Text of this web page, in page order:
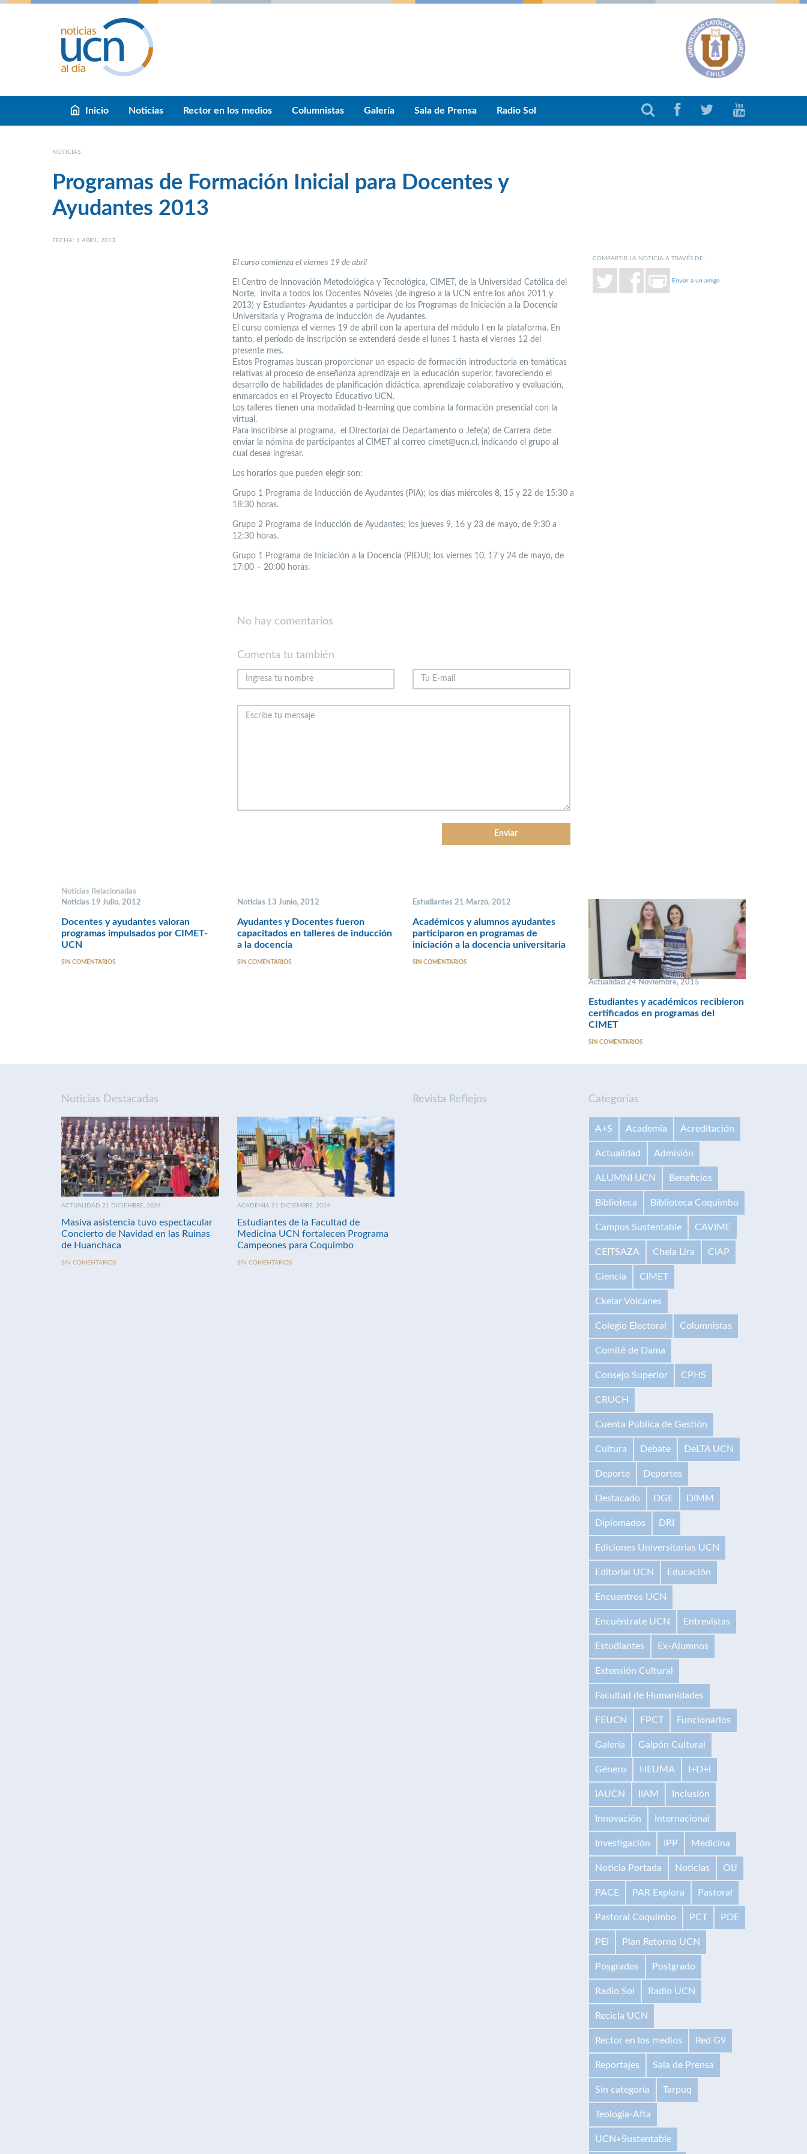
Inicio Noticias Rector en los medios Columnistas Galería Sala de Prensa Radio Sol
NOTICIAS
Programas de Formación Inicial para Docentes y
Ayudantes 2013
FECHA: 1 ABRIL, 2013
El curso comienza el viernes 19 de abril
El Centro de Innovación Metodológica y Tecnológica, CIMET, de la Universidad Católica del
Norte, invita a todos los Docentes Nóveles (de ingreso a la UCN entre los años 2011 y
2013) y Estudiantes-Ayudantes a participar de los Programas de Iniciación a la Docencia
Universitaria y Programa de Inducción de Ayudantes.
El curso comienza el viernes 19 de abril con la apertura del módulo I en la plataforma. En
tanto, el período de inscripción se extenderá desde el lunes 1 hasta el viernes 12 del
presente mes.
Estos Programas buscan proporcionar un espacio de formación introductoria en temáticas
relativas al proceso de enseñanza aprendizaje en la educación superior, favoreciendo el
desarrollo de habilidades de planificación didáctica, aprendizaje colaborativo y evaluación,
enmarcados en el Proyecto Educativo UCN.
Los talleres tienen una modalidad b-learning que combina la formación presencial con la
virtual.
Para inscribirse al programa, el Director(a) de Departamento o Jefe(a) de Carrera debe
enviar la nómina de participantes al CIMET al correo cimet@ucn.cl, indicando el grupo al
cual desea ingresar.
Los horarios que pueden elegir son:
Grupo 1 Programa de Inducción de Ayudantes (PIA); los días miércoles 8, 15 y 22 de 15:30 a
18:30 horas.
Grupo 2 Programa de Inducción de Ayudantes; los jueves 9, 16 y 23 de mayo, de 9:30 a
12:30 horas.
Grupo 1 Programa de Iniciación a la Docencia (PIDU); los viernes 10, 17 y 24 de mayo, de
17:00 – 20:00 horas.
COMPARTIR LA NOTICIA A TRAVÉS DE:
Enviar a un amigo
No hay comentarios
Comenta tu también
Noticias Relacionadas
Noticias 19 Julio, 2012
Docentes y ayudantes valoran
programas impulsados por CIMET-
UCN
SIN COMENTARIOS
Noticias 13 Junio, 2012
Ayudantes y Docentes fueron
capacitados en talleres de inducción
a la docencia
SIN COMENTARIOS
Estudiantes 21 Marzo, 2012
Académicos y alumnos ayudantes
participaron en programas de
iniciación a la docencia universitaria
SIN COMENTARIOS
Actualidad 24 Noviembre, 2015
Estudiantes y académicos recibieron
certificados en programas del
CIMET
SIN COMENTARIOS
Noticias Destacadas
ACTUALIDAD 21 DICIEMBRE, 2024
Masiva asistencia tuvo espectacular
Concierto de Navidad en las Ruinas
de Huanchaca
SIN COMENTARIOS
ACADEMIA 21 DICIEMBRE, 2024
Estudiantes de la Facultad de
Medicina UCN fortalecen Programa
Campeones para Coquimbo
SIN COMENTARIOS
Revista Reflejos Categorías
A+S Academia Acreditación
Actualidad Admisión
ALUMNI UCN Beneficios
Biblioteca Biblioteca Coquimbo
Campus Sustentable CAVIME
CEITSAZA Chela Lira CIAP
Ciencia CIMET
Ckelar Volcanes
Colegio Electoral Columnistas
Comité de Dama
Consejo Superior CPHS
CRUCH
Cuenta Pública de Gestión
Cultura Debate DeLTA UCN
Deporte Deportes
Destacado DGE DIMM
Diplomados DRI
Ediciones Universitarias UCN
Editorial UCN Educación
Encuentros UCN
Encuéntrate UCN Entrevistas
Estudiantes Ex-Alumnos
Extensión Cultural
Facultad de Humanidades
FEUCN FPCT Funcionarios
Galería Galpón Cultural
Género HEUMA I+D+i
IAUCN IIAM Inclusión
Innovación Internacional
Investigación IPP Medicina
Noticia Portada Noticias OIJ
PACE PAR Explora Pastoral
Pastoral Coquimbo PCT PDE
PEI Plan Retorno UCN
Posgrados Postgrado
Radio Sol Radio UCN
Recicla UCN
Rector en los medios Red G9
Reportajes Sala de Prensa
Sin categoría Tarpuq
Teología-Afta
UCN+Sustentable